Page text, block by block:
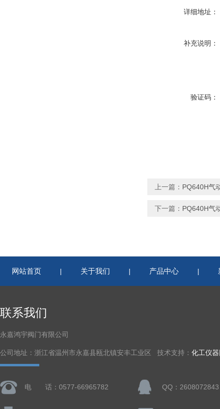
详细地址：
补充说明：
验证码：
上一篇： PQ640H气
下一篇： PQ640H气
网站首页 | 关于我们 | 产品中心 |
联系我们
永嘉鸿宇阀门有限公司
公司地址：浙江省温州市永嘉县瓯北镇安丰工业区 技术支持： 化工仪
电 话：0577-66965782 QQ：2608072843